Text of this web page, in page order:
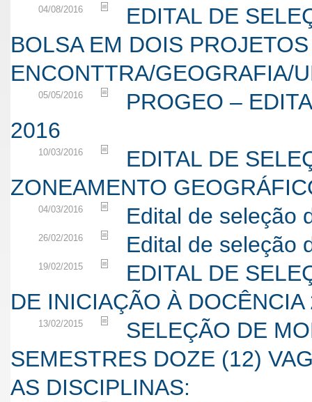
04/08/2016
EDITAL DE
BOLSA EM DOIS
ENCONTTRA/GEOGRAFIA/
05/05/2016
PROGEO –
2016
10/03/2016
EDITAL DE
ZONEAMENTO
04/03/2016 Edital de seleção
26/02/2016 Edital de seleção
19/02/2015
EDITAL DE
DE INICIAÇÃO À
13/02/2015
SELEÇÃO DE
SEMESTRES DOZE (12)
AS DISCIPLINAS: